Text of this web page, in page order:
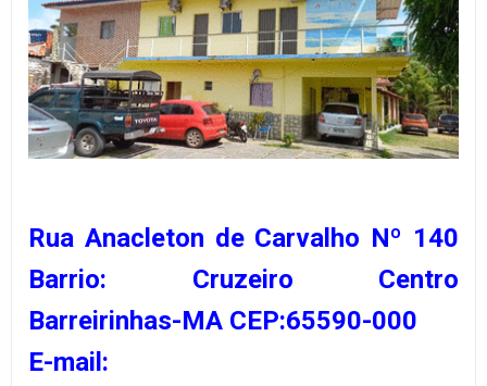
Rua Anacleton de Carvalho Nº 140
Barrio: Cruzeiro Centro
Barreirinhas-MA CEP:65590-000
E-mail: